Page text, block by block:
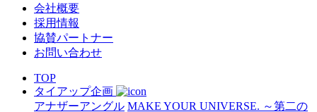
会社概要
採用情報
協賛パートナー
お問い合わせ
TOP
タイアップ企画
アナザーアングル MAKE YOUR UNIVERSE. ～第二の